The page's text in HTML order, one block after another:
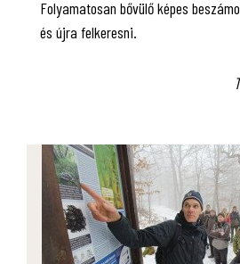
Folyamatosan bővülő képes
és újra felkeresni.